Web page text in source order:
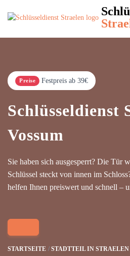
Preise Festpreis ab 39€
Schlüsseldienst
Vossum
Sie haben sich ausgesperrt? Die Tür
Schlüssel steckt von innen im
helfen Ihnen preiswert und schnell –
STARTSEITE
STADTTEIL IN STRAELEN